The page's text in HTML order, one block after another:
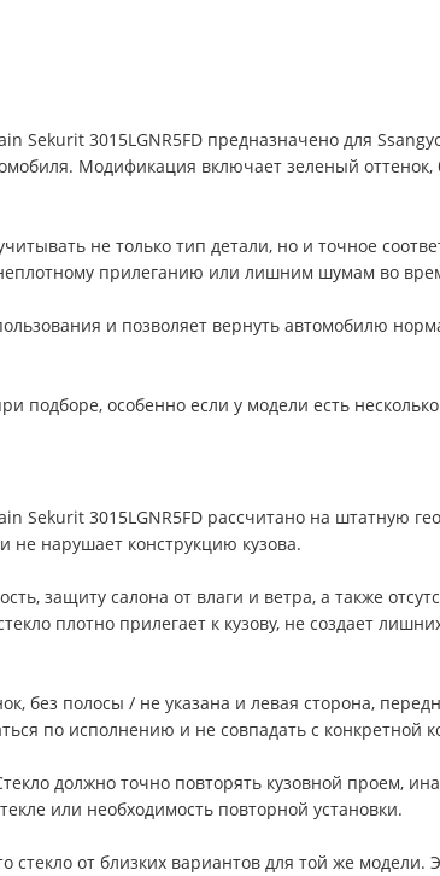
Sekurit 3015LGNR5FD предназначено для
Модификация включает зеленый оттенок,
не только тип детали, но и точное
прилеганию или лишним шумам во
и позволяет вернуть автомобилю
подборе, особенно если у модели есть
Sekurit 3015LGNR5FD рассчитано на штатную
не нарушает конструкцию кузова.
защиту салона от влаги и ветра, а также
плотно прилегает к кузову, не создает
без полосы / не указана и левая сторона,
по исполнению и не совпадать с конкретной
должно точно повторять кузовной проем,
или необходимость повторной установки.
стекло от близких вариантов для той же модели.